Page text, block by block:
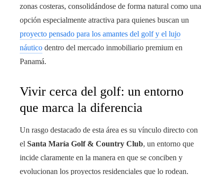
zonas costeras, consolidándose de forma natural como una
opción especialmente atractiva para quienes buscan un
proyecto pensado para los amantes del golf y el lujo
náutico dentro del mercado inmobiliario premium en
Panamá.
Vivir cerca del golf: un entorno
que marca la diferencia
Un rasgo destacado de esta área es su vínculo directo con
el Santa María Golf & Country Club, un entorno que
incide claramente en la manera en que se conciben y
evolucionan los proyectos residenciales que lo rodean.